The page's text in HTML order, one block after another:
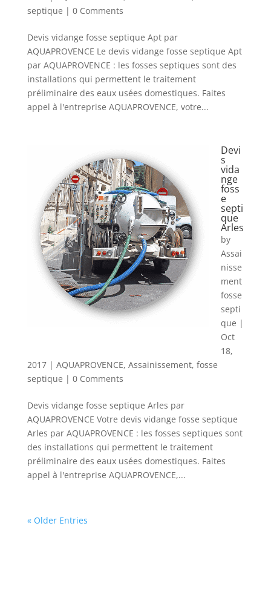
septique | 0 Comments
Devis vidange fosse septique Apt par
AQUAPROVENCE Le devis vidange fosse septique Apt
par AQUAPROVENCE : les fosses septiques sont des
installations qui permettent le traitement
préliminaire des eaux usées domestiques. Faites
appel à l'entreprise AQUAPROVENCE, votre...
Devi
s
vida
nge
foss
e
septi
que
Arles
by
Assai
nisse
ment
fosse
septi
que |
Oct
18,
2017| AQUAPROVENCE, Assainissement, fosse
septique | 0 Comments
Devis vidange fosse septique Arles par
AQUAPROVENCE Votre devis vidange fosse septique
Arles par AQUAPROVENCE : les fosses septiques sont
des installations qui permettent le traitement
préliminaire des eaux usées domestiques. Faites
appel à l'entreprise AQUAPROVENCE,...
« Older Entries